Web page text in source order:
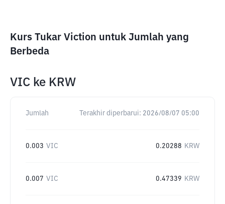
Kurs Tukar Viction untuk Jumlah yang
Berbeda
VIC ke KRW
Jumlah Terakhir diperbarui: 2026/08/07 05:00
0.003 VIC 0.20288 KRW
0.007 VIC 0.47339 KRW